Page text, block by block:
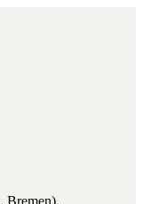
, Bremen).